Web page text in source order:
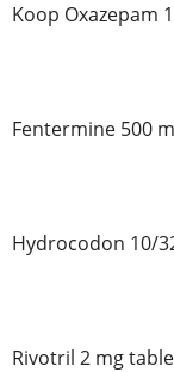
Koop Oxazepam
Fentermine 500
Hydrocodon 10/
Rivotril 2 mg